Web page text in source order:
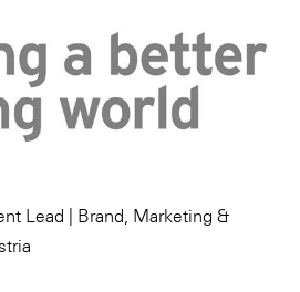
Lead | Brand, Marketing &